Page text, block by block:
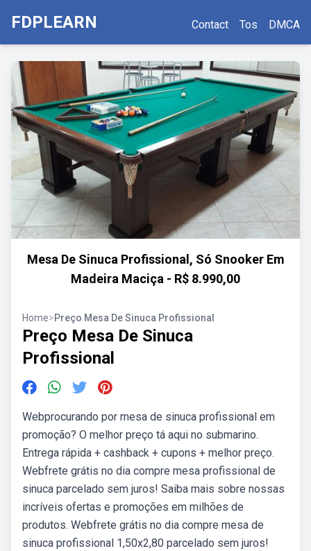
FDPLEARN Contact Tos DMCA
Mesa De Sinuca Profissional, Só Snooker Em
Madeira Maciça - R$ 8.990,00
Home>Preço Mesa De Sinuca Profissional
Preço Mesa De Sinuca
Profissional
Webprocurando por mesa de sinuca profissional em
promoção? O melhor preço tá aqui no submarino.
Entrega rápida + cashback + cupons + melhor preço.
Webfrete grátis no dia compre mesa profissional de
sinuca parcelado sem juros! Saiba mais sobre nossas
incríveis ofertas e promoções em milhões de
produtos. Webfrete grátis no dia compre mesa de
sinuca profissional 1,50x2,80 parcelado sem juros!